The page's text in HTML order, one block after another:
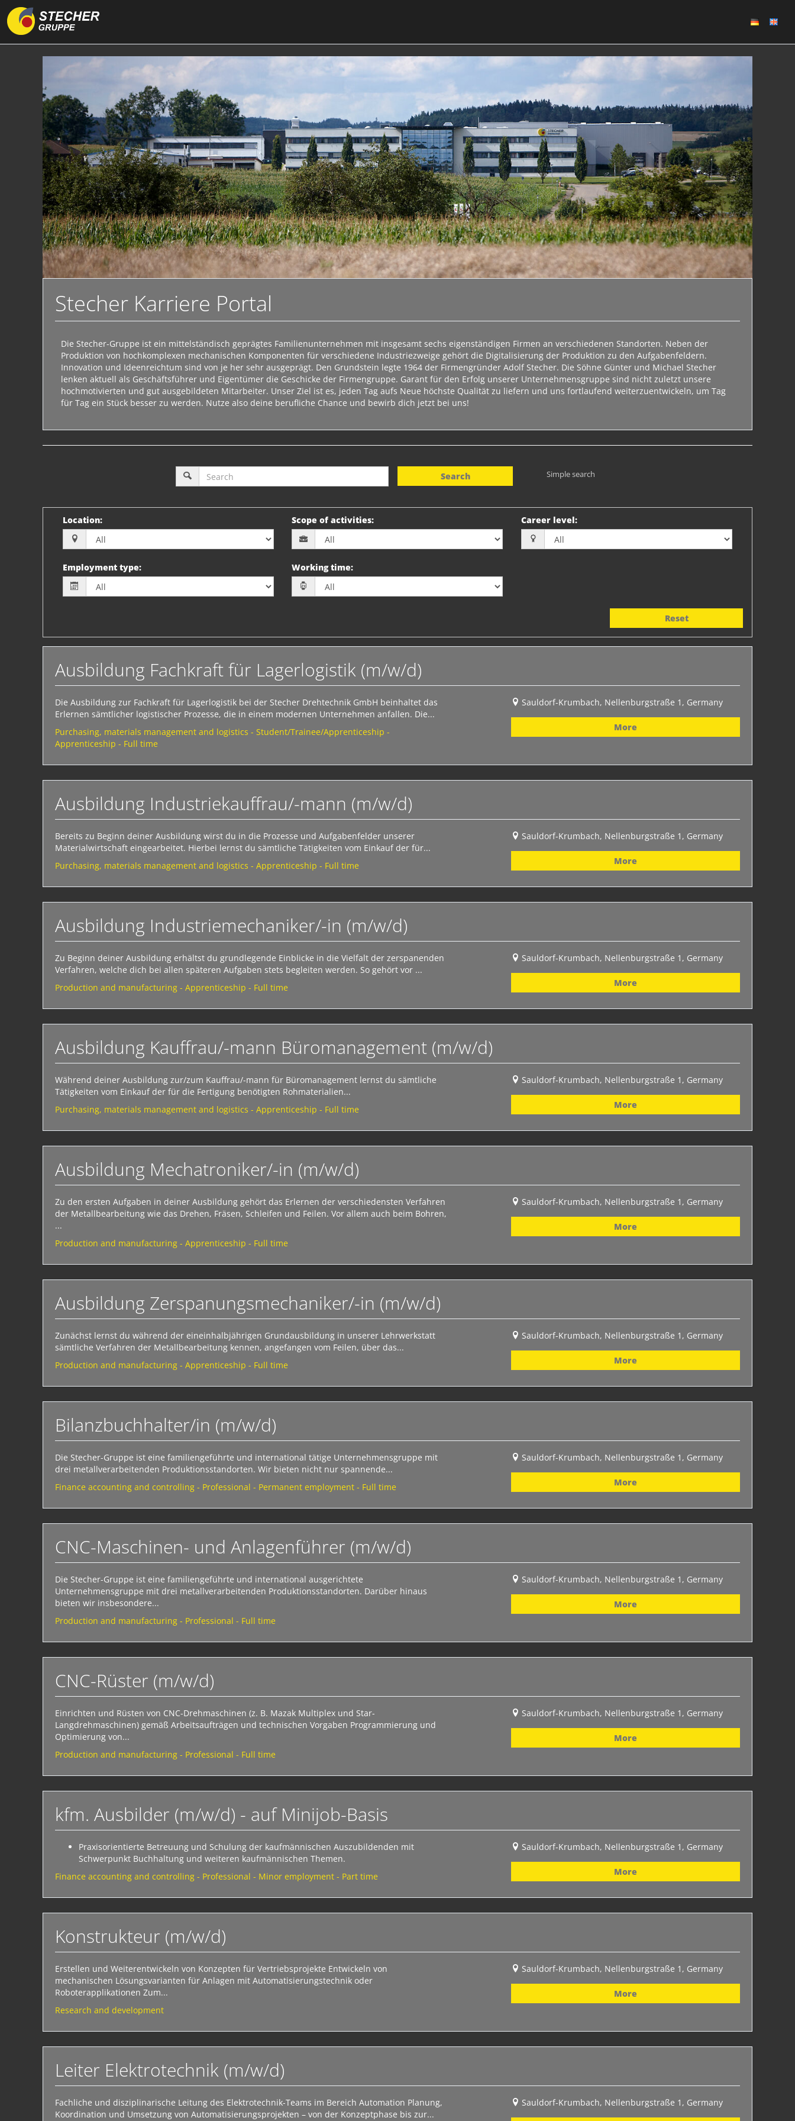
Stecher Karriere Portal
Die Stecher-Gruppe ist ein mittelständisch geprägtes Familienunternehmen mit insgesamt sechs eigenständigen Firmen an verschiedenen Standorten. Neben der
Produktion von hochkomplexen mechanischen Komponenten für verschiedene Industriezweige gehört die Digitalisierung der Produktion zu den Aufgabenfeldern.
Innovation und Ideenreichtum sind von je her sehr ausgeprägt. Den Grundstein legte 1964 der Firmengründer Adolf Stecher. Die Söhne Günter und Michael Stecher
lenken aktuell als Geschäftsführer und Eigentümer die Geschicke der Firmengruppe. Garant für den Erfolg unserer Unternehmensgruppe sind nicht zuletzt unsere
hochmotivierten und gut ausgebildeten Mitarbeiter. Unser Ziel ist es, jeden Tag aufs Neue höchste Qualität zu liefern und uns fortlaufend weiterzuentwickeln, um Tag
für Tag ein Stück besser zu werden. Nutze also deine berufliche Chance und bewirb dich jetzt bei uns!
Search Simple search
Location: Scope of activities: Career level:
Employment type: Working time:
Reset
Ausbildung Fachkraft für Lagerlogistik (m/w/d)
Die Ausbildung zur Fachkraft für Lagerlogistik bei der Stecher Drehtechnik GmbH beinhaltet das
Erlernen sämtlicher logistischer Prozesse, die in einem modernen Unternehmen anfallen. Die...
Purchasing, materials management and logistics - Student/Trainee/Apprenticeship -
Apprenticeship - Full time
Sauldorf-Krumbach, Nellenburgstraße 1, Germany
More
Ausbildung Industriekauffrau/-mann (m/w/d)
Bereits zu Beginn deiner Ausbildung wirst du in die Prozesse und Aufgabenfelder unserer
Materialwirtschaft eingearbeitet. Hierbei lernst du sämtliche Tätigkeiten vom Einkauf der für...
Purchasing, materials management and logistics - Apprenticeship - Full time
Sauldorf-Krumbach, Nellenburgstraße 1, Germany
More
Ausbildung Industriemechaniker/-in (m/w/d)
Zu Beginn deiner Ausbildung erhältst du grundlegende Einblicke in die Vielfalt der zerspanenden
Verfahren, welche dich bei allen späteren Aufgaben stets begleiten werden. So gehört vor ...
Production and manufacturing - Apprenticeship - Full time
Sauldorf-Krumbach, Nellenburgstraße 1, Germany
More
Ausbildung Kauffrau/-mann Büromanagement (m/w/d)
Während deiner Ausbildung zur/zum Kauffrau/-mann für Büromanagement lernst du sämtliche
Tätigkeiten vom Einkauf der für die Fertigung benötigten Rohmaterialien...
Purchasing, materials management and logistics - Apprenticeship - Full time
Sauldorf-Krumbach, Nellenburgstraße 1, Germany
More
Ausbildung Mechatroniker/-in (m/w/d)
Zu den ersten Aufgaben in deiner Ausbildung gehört das Erlernen der verschiedensten Verfahren
der Metallbearbeitung wie das Drehen, Fräsen, Schleifen und Feilen. Vor allem auch beim Bohren,
...
Production and manufacturing - Apprenticeship - Full time
Sauldorf-Krumbach, Nellenburgstraße 1, Germany
More
Ausbildung Zerspanungsmechaniker/-in (m/w/d)
Zunächst lernst du während der eineinhalbjährigen Grundausbildung in unserer Lehrwerkstatt
sämtliche Verfahren der Metallbearbeitung kennen, angefangen vom Feilen, über das...
Production and manufacturing - Apprenticeship - Full time
Sauldorf-Krumbach, Nellenburgstraße 1, Germany
More
Bilanzbuchhalter/in (m/w/d)
Die Stecher-Gruppe ist eine familiengeführte und international tätige Unternehmensgruppe mit
drei metallverarbeitenden Produktionsstandorten. Wir bieten nicht nur spannende...
Finance accounting and controlling - Professional - Permanent employment - Full time
Sauldorf-Krumbach, Nellenburgstraße 1, Germany
More
CNC-Maschinen- und Anlagenführer (m/w/d)
Die Stecher-Gruppe ist eine familiengeführte und international ausgerichtete
Unternehmensgruppe mit drei metallverarbeitenden Produktionsstandorten. Darüber hinaus
bieten wir insbesondere...
Production and manufacturing - Professional - Full time
Sauldorf-Krumbach, Nellenburgstraße 1, Germany
More
CNC-Rüster (m/w/d)
Einrichten und Rüsten von CNC-Drehmaschinen (z. B. Mazak Multiplex und Star-
Langdrehmaschinen) gemäß Arbeitsaufträgen und technischen Vorgaben Programmierung und
Optimierung von...
Production and manufacturing - Professional - Full time
Sauldorf-Krumbach, Nellenburgstraße 1, Germany
More
kfm. Ausbilder (m/w/d) - auf Minijob-Basis
Praxisorientierte Betreuung und Schulung der kaufmännischen Auszubildenden mit
Schwerpunkt Buchhaltung und weiteren kaufmännischen Themen.
Finance accounting and controlling - Professional - Minor employment - Part time
Sauldorf-Krumbach, Nellenburgstraße 1, Germany
More
Konstrukteur (m/w/d)
Erstellen und Weiterentwickeln von Konzepten für Vertriebsprojekte Entwickeln von
mechanischen Lösungsvarianten für Anlagen mit Automatisierungstechnik oder
Roboterapplikationen Zum...
Research and development
Sauldorf-Krumbach, Nellenburgstraße 1, Germany
More
Leiter Elektrotechnik (m/w/d)
Fachliche und disziplinarische Leitung des Elektrotechnik-Teams im Bereich Automation Planung,
Koordination und Umsetzung von Automatisierungsprojekten – von der Konzeptphase bis zur...
Sauldorf-Krumbach, Nellenburgstraße 1, Germany